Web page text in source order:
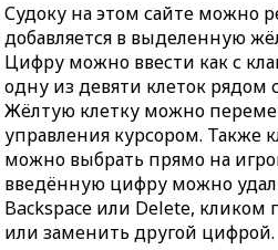
Судоку на этом сайте можно
добавляется в выделенную
Цифру можно ввести как с
одну из девяти клеток рядом
Жёлтую клетку можно
управления курсором. Также
можно выбрать прямо на
введённую цифру можно
Backspace или Delete, кликом
или заменить другой цифрой.